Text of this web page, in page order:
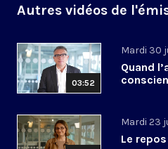
Autres vidéos de
03:52
Mardi 30
Quand
Mardi 23
Le